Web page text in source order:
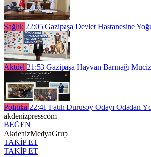
Sağlık 22:05 Gazipaşa Devlet Hastanesine
Aktüel 21:53 Gazipaşa Hayvan Barınağı
Politika 22:41 Fatih Durusoy Odayı Odadan
akdenizpresscom
BEĞEN
AkdenizMedyaGrup
TAKİP ET
TAKİP ET